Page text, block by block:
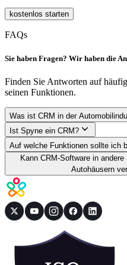
kostenlos starten
FAQs
Sie haben Fragen? Wir haben die
Finden Sie Antworten auf
seinen Funktionen.
Was ist CRM in der
Ist Spyne ein CRM?
Auf welche Funktionen sollte ich
Kann CRM-Software in
Autohäusern